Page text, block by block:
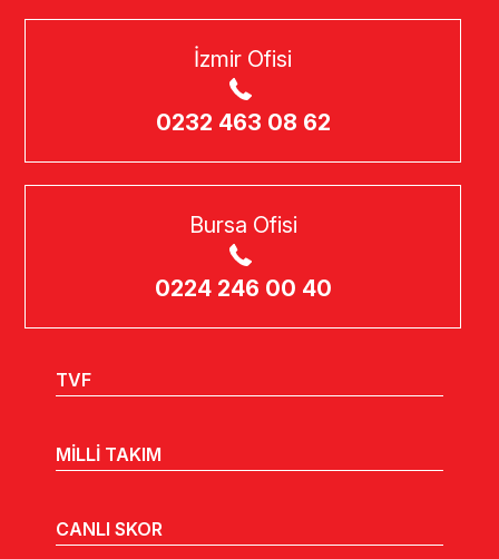
İzmir Ofisi
0232 463 08 62
Bursa Ofisi
0224 246 00 40
TVF
MİLLİ TAKIM
CANLI SKOR